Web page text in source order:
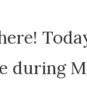
during